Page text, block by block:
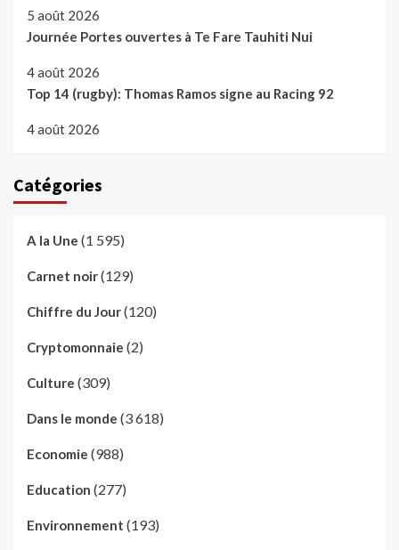
5 août 2026
Journée Portes ouvertes à Te Fare Tauhiti Nui
4 août 2026
Top 14 (rugby): Thomas Ramos signe au Racing 92
4 août 2026
Catégories
A la Une (1 595)
Carnet noir(129)
Chiffre du Jour(120)
Cryptomonnaie (2)
Culture (309)
Dans le monde (3 618)
Economie (988)
Education (277)
Environnement (193)